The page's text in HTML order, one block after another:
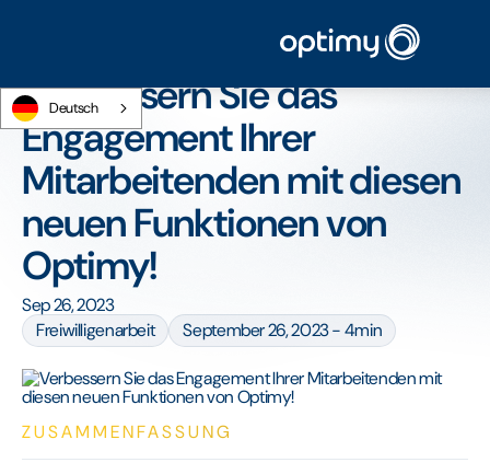
Deutsch
Verbessern Sie das Engagement Ihrer Mitarbeitenden mit
diesen neuen Funktionen von Optimy!
Verbessern Sie das
Engagement Ihrer
Mitarbeitenden mit diesen
neuen Funktionen von
Optimy!
Sep 26, 2023
Freiwilligenarbeit
September 26, 2023 - 4min
ZUSAMMENFASSUNG